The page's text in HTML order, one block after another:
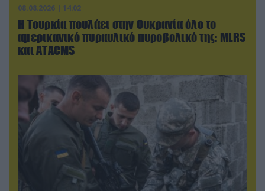
08.08.2026 | 14:02
Η Τουρκία πουλάει στην Ουκρανία όλο το
αμερικανικό πυραυλικό πυροβολικό της: MLRS
και ΑΤΑCMS